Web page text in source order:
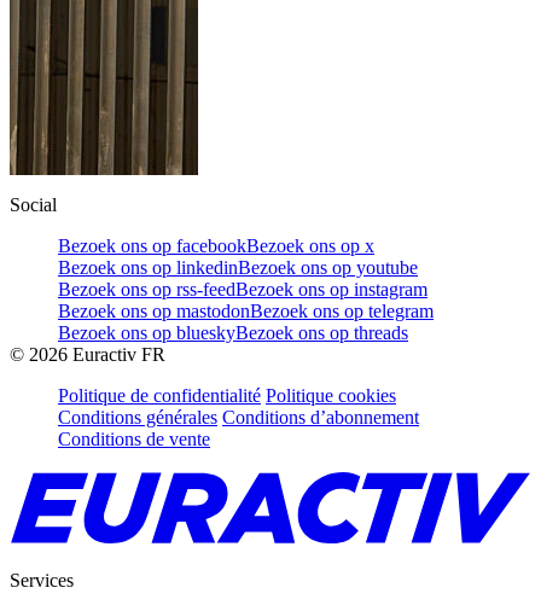
Social
Bezoek ons op facebookBezoek ons op x
Bezoek ons op linkedinBezoek ons op youtube
Bezoek ons op rss-feedBezoek ons op instagram
Bezoek ons op mastodonBezoek ons op telegram
Bezoek ons op blueskyBezoek ons op threads
© 2026 Euractiv FR
Politique de confidentialité Politique cookies
Conditions générales Conditions d’abonnement
Conditions de vente
Services